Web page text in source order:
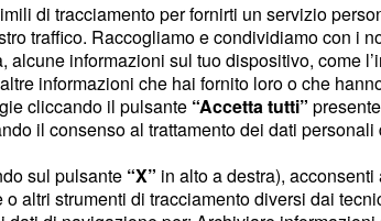
sui social ha
delle immagini sui
è passata inosservata
che Fedez e Chiara
di tracciamento per fornirti un servizio
traffico. Raccogliamo e condividiamo con i
informazioni sul tuo dispositivo, come
informazioni che hai fornito loro o che
cliccando il pulsante “Accetta tutti”
il consenso al trattamento dei dati
sul pulsante “X” in alto a destra),
altri strumenti di tracciamento diversi dai